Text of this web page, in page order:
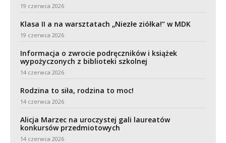
19 czerwca 2026
Klasa II a na warsztatach „Niezłe ziółka!” w MDK
19 czerwca 2026
Informacja o zwrocie podręczników i książek
wypożyczonych z biblioteki szkolnej
14 czerwca 2026
Rodzina to siła, rodzina to moc!
14 czerwca 2026
Alicja Marzec na uroczystej gali laureatów
konkursów przedmiotowych
14 czerwca 2026